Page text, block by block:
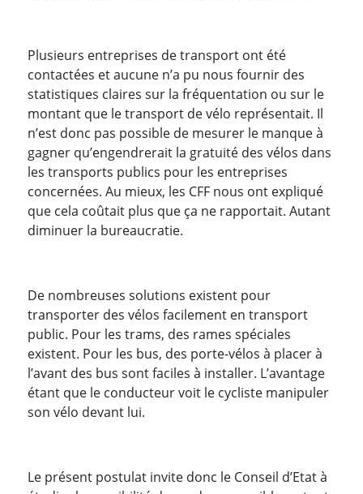
Plusieurs entreprises de transport ont été
contactées et aucune n’a pu nous fournir des
statistiques claires sur la fréquentation ou sur le
montant que le transport de vélo représentait. Il
n’est donc pas possible de mesurer le manque à
gagner qu’engendrerait la gratuité des vélos dans
les transports publics pour les entreprises
concernées. Au mieux, les CFF nous ont expliqué
que cela coûtait plus que ça ne rapportait. Autant
diminuer la bureaucratie.
De nombreuses solutions existent pour
transporter des vélos facilement en transport
public. Pour les trams, des rames spéciales
existent. Pour les bus, des porte-vélos à placer à
l’avant des bus sont faciles à installer. L’avantage
étant que le conducteur voit le cycliste manipuler
son vélo devant lui.
Le présent postulat invite donc le Conseil d’Etat à